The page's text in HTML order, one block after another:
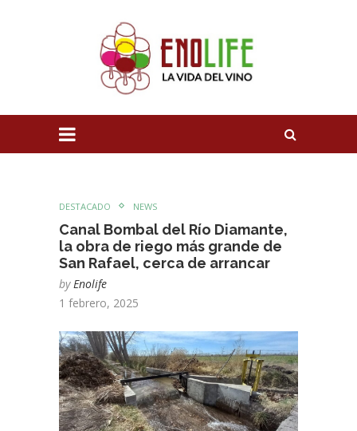
DESTACADO NEWS
Canal Bombal del Río Diamante,
la obra de riego más grande de
San Rafael, cerca de arrancar
by Enolife
1 febrero, 2025